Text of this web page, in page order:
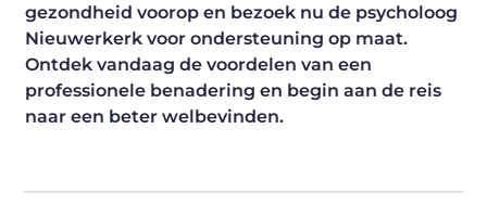
gezondheid voorop en bezoek nu de psycholoog
Nieuwerkerk voor ondersteuning op maat.
Ontdek vandaag de voordelen van een
professionele benadering en begin aan de reis
naar een beter welbevinden.